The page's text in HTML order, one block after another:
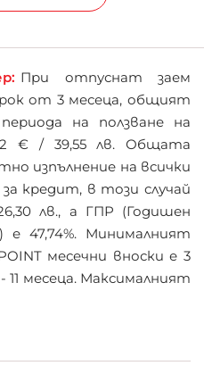
При отпуснат заем
от 3 месеца, общият
на ползване на
€ / 39,55 лв. Общата
изпълнение на всички
кредит, в този случай
лв., а ГПР (Годишен
47,74%. Минималният
месечни вноски е 3
месеца. Максималният